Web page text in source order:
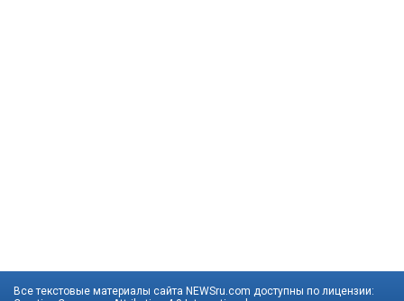
Все текстовые материалы сайта NEWSru.com доступны по лицензии: